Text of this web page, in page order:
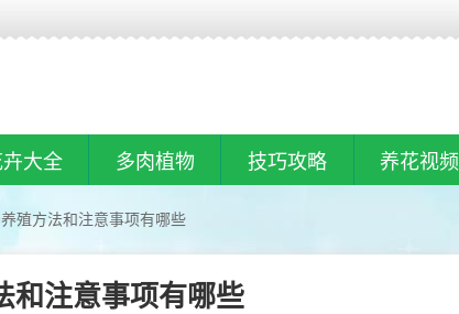
卉大全 多肉植物 技巧攻略 养花视频
殖方法和注意事项有哪些
和注意事项有哪些